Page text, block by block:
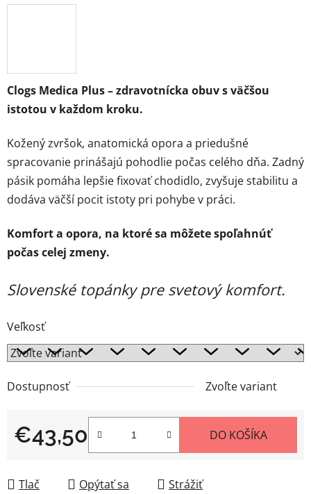
Clogs Medica Plus – zdravotnícka obuv s väčšou
istotou v každom kroku.
Kožený zvršok, anatomická opora a priedušné
spracovanie prinášajú pohodlie počas celého dňa. Zadný
pásik pomáha lepšie fixovať chodidlo, zvyšuje stabilitu a
dodáva väčší pocit istoty pri pohybe v práci.
Komfort a opora, na ktoré sa môžete spoľahnúť
počas celej zmeny.
Slovenské topánky pre svetový komfort.
Veľkosť
Dostupnosť Zvoľte variant
€43,50
Jednotková cena:
DO KOŠÍKA
Tlač Opýtať sa
Strážiť